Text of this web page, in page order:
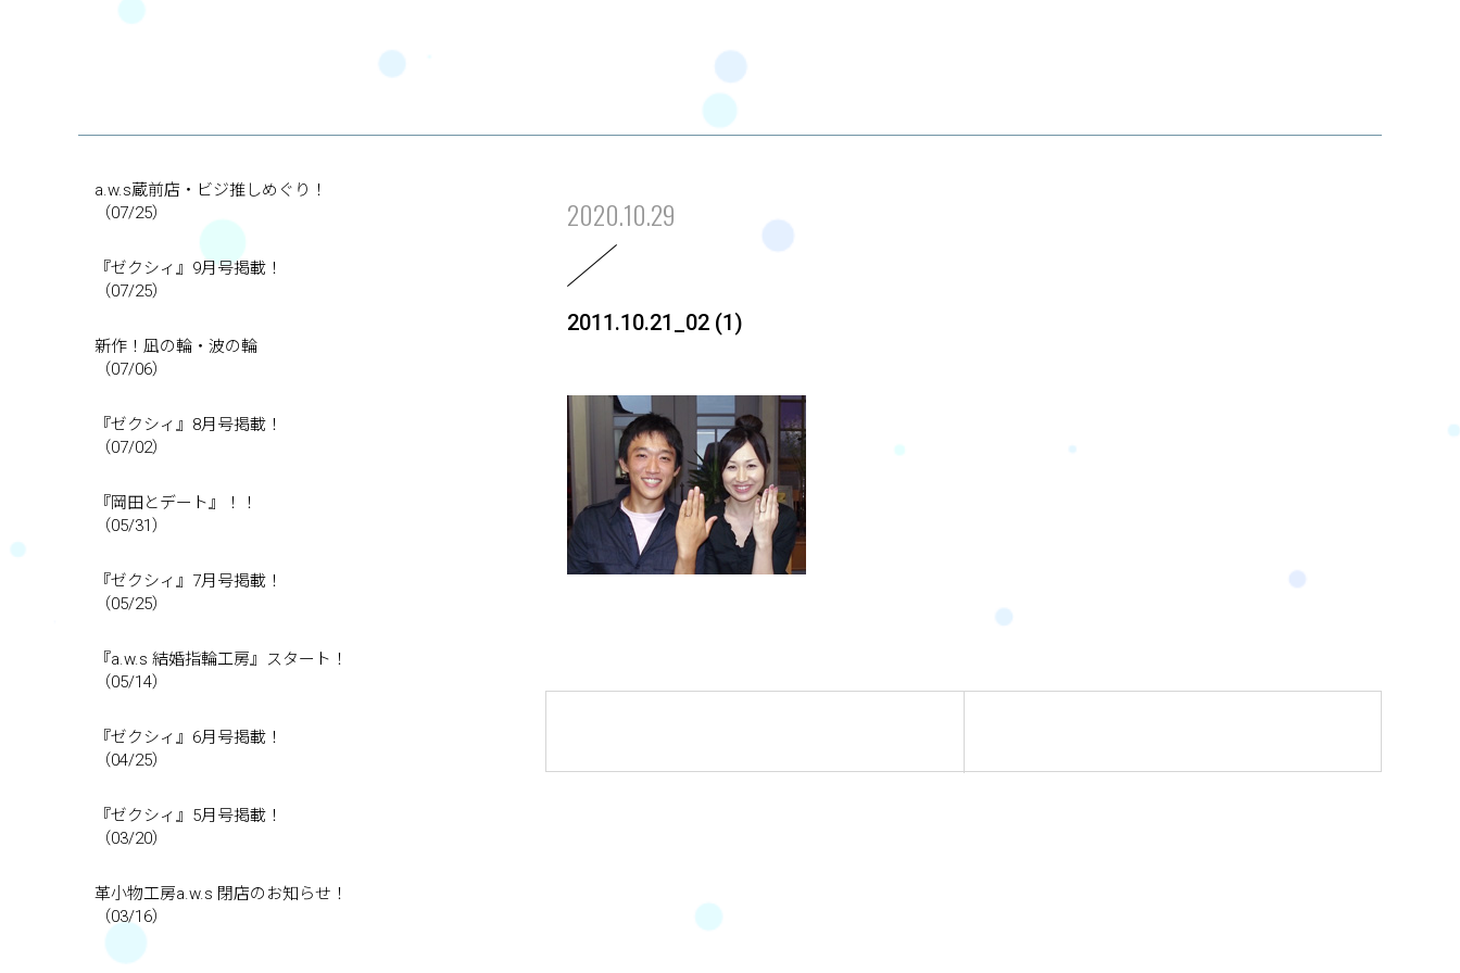
2020.10.29
2011.10.21_02 (1)
a.w.s蔵前店・ビジ推しめぐり！
（07/25）
『ゼクシィ』9月号掲載！
（07/25）
新作！凪の輪・波の輪
（07/06）
『ゼクシィ』8月号掲載！
（07/02）
『岡田とデート』！！
（05/31）
『ゼクシィ』7月号掲載！
（05/25）
『a.w.s 結婚指輪工房』スタート！
（05/14）
『ゼクシィ』6月号掲載！
（04/25）
『ゼクシィ』5月号掲載！
（03/20）
革小物工房a.w.s 閉店のお知らせ！
（03/16）